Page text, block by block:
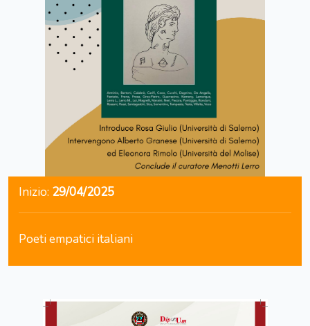
Inizio: 29/04/2025
Poeti empatici italiani